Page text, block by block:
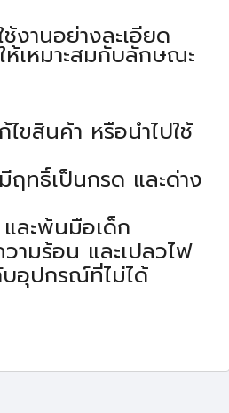
งานอย่างละเอียด
ห้เหมาะสมกับลักษณะ
ขสินค้า หรือนำไปใช้
ฤทธิ์เป็นกรด และด่าง
ละพ้นมือเด็ก
ามร้อน และเปลวไฟ
บอุปกรณ์ที่ไม่ได้